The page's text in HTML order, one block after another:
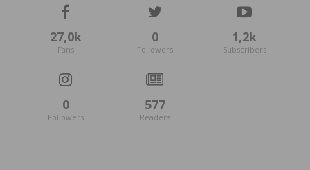
27,0k
Fans
0
Followers
1,2k
Subscribers
0
Followers
577
Readers